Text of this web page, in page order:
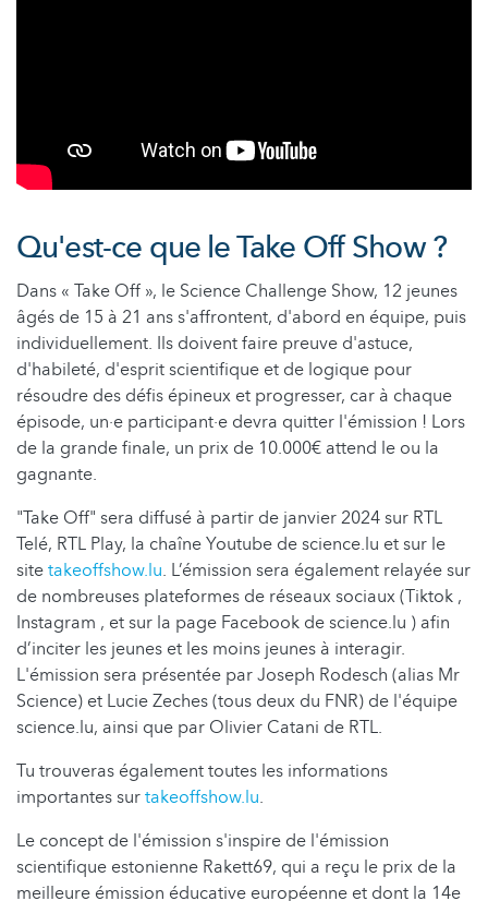
Qu'est-ce que le Take Off Show ?
Dans « Take Off », le Science Challenge Show, 12 jeunes
âgés de 15 à 21 ans s'affrontent, d'abord en équipe, puis
individuellement. Ils doivent faire preuve d'astuce,
d'habileté, d'esprit scientifique et de logique pour
résoudre des défis épineux et progresser, car à chaque
épisode, un·e participant·e devra quitter l'émission ! Lors
de la grande finale, un prix de 10.000€ attend le ou la
gagnante.
"Take Off" sera diffusé à partir de janvier 2024 sur RTL
Telé, RTL Play, la chaîne Youtube de science.lu et sur le
sitetakeoffshow.lu. L’émission sera également relayée sur
de nombreuses plateformes de réseaux sociaux (Tiktok ,
Instagram , et sur la page Facebook de science.lu ) afin
d’inciter les jeunes et les moins jeunes à interagir.
L'émission sera présentée par Joseph Rodesch (alias Mr
Science) et Lucie Zeches (tous deux du FNR) de l'équipe
science.lu, ainsi que par Olivier Catani de RTL.
Tu trouveras également toutes les informations
importantes surtakeoffshow.lu.
Le concept de l'émission s'inspire de l'émission
scientifique estonienne Rakett69, qui a reçu le prix de la
meilleure émission éducative européenne et dont la 14e